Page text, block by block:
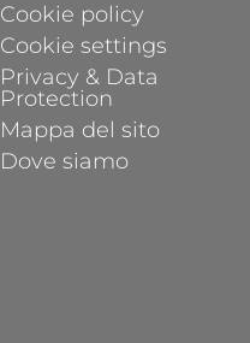
Cookie policy
Cookie settings
Privacy & Data
Protection
Mappa del sito
Dove siamo